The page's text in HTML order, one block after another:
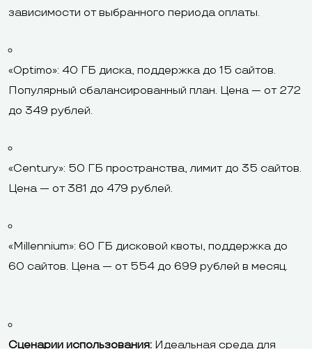
зависимости от выбранного периода оплаты.
«Optimo»: 40 ГБ диска, поддержка до 15 сайтов.
Популярный сбалансированный план. Цена — от 272
до 349 рублей.
«Century»: 50 ГБ пространства, лимит до 35 сайтов.
Цена — от 381 до 479 рублей.
«Millennium»: 60 ГБ дисковой квоты, поддержка до
60 сайтов. Цена — от 554 до 699 рублей в месяц.
Сценарии использования: Идеальная среда для